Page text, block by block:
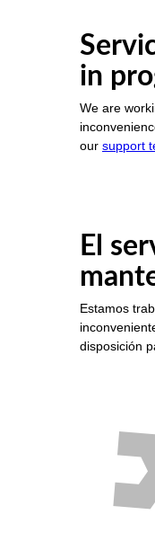
in
We are
our support
El
Estamos
disposición